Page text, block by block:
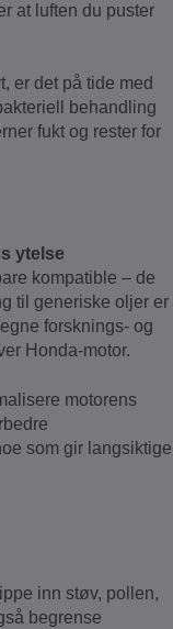
at luften du puster
er det på tide med
behandling
fukt og rester for
ytelse
kompatible – de
til generiske oljer er
forsknings‑ og
Honda‑motor.
motorens
som gir langsiktige
inn støv, pollen,
begrense